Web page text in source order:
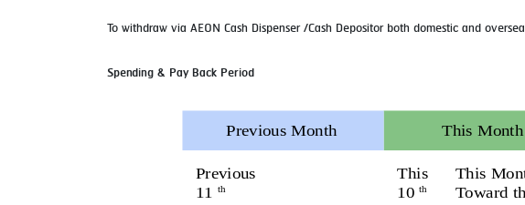
To withdraw via AEON Cash Dispenser /Cash Depositor both domestic and oversea
Spending & Pay Back Period